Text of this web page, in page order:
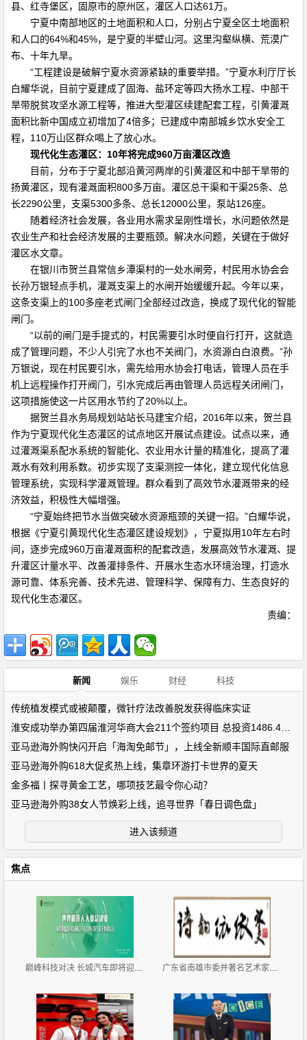
县、红寺堡区，固原市的原州区，灌区人口达61万。
宁夏中南部地区的土地面积和人口，分别占宁夏全区土地面积
和人口的64%和45%，是宁夏的半壁山河。这里沟壑纵横、荒漠广
布、十年九旱。
“工程建设是破解宁夏水资源紧缺的重要举措。”宁夏水利厅厅长
白耀华说，目前宁夏建成了固海、盐环定等四大扬水工程、中部干
旱带脱贫攻坚水源工程等，推进大型灌区续建配套工程，引黄灌溉
面积比新中国成立初增加了4倍多；已建成中南部城乡饮水安全工
程，110万山区群众喝上了放心水。
现代化生态灌区：10年将完成960万亩灌区改造
目前，分布于宁夏北部沿黄河两岸的引黄灌区和中部干旱带的
扬黄灌区，现有灌溉面积800多万亩。灌区总干渠和干渠25条、总
长2290公里，支渠5300多条、总长12000公里，泵站126座。
随着经济社会发展，各业用水需求呈刚性增长，水问题依然是
农业生产和社会经济发展的主要瓶颈。解决水问题，关键在于做好
灌区水文章。
在银川市贺兰县常信乡潭渠村的一处水闸旁，村民用水协会会
长孙万银轻点手机，灌溉支渠上的水闸开始缓缓升起。今年以来，
这条支渠上的100多座老式闸门全部经过改造，换成了现代化的智能
闸门。
“以前的闸门是手提式的，村民需要引水时便自行打开，这就造
成了管理问题，不少人引完了水也不关阀门，水资源白白浪费。”孙
万银说，现在村民要引水，需先给用水协会打电话，管理人员在手
机上远程操作打开阀门，引水完成后再由管理人员远程关闭闸门，
这项措施使这一片区用水节约了20%以上。
据贺兰县水务局规划站站长马建宝介绍，2016年以来，贺兰县
作为宁夏现代化生态灌区的试点地区开展试点建设。试点以来，通
过灌溉渠系配水系统的智能化、农业用水计量的精准化，提高了灌
溉水有效利用系数。初步实现了支渠测控一体化，建立现代化信息
管理系统，实现科学灌溉管理。群众看到了高效节水灌溉带来的经
济效益，积极性大幅增强。
“宁夏始终把节水当做突破水资源瓶颈的关键一招。”白耀华说，
根据《宁夏引黄现代化生态灌区建设规划》，宁夏拟用10年左右时
间，逐步完成960万亩灌溉面积的配套改造，发展高效节水灌溉、提
升灌区计量水平、改善灌排条件、开展水生态水环境治理，打造水
源可靠、体系完善、技术先进、管理科学、保障有力、生态良好的
现代化生态灌区。
责编：
新闻 娱乐 财经 科技
传统植发模式或被颠覆，微针疗法改善脱发获得临床实证
亚马逊海外购快闪开启「海淘免邮节」，上线全新顺丰国际直邮服
亚马逊海外购618大促炙热上线，集章环游打卡世界的夏天
金多福丨探寻黄金工艺，哪项技艺最令你心动？
亚马逊海外购38女人节焕彩上线，追寻世界「春日调色盘」
进入该频道
焦点
巅峰科技对决 长城汽车即将迎来2019世界机器人大赛总 广东省南雄市委并著名艺术家寒夫多体裁文集《寒夫赋南